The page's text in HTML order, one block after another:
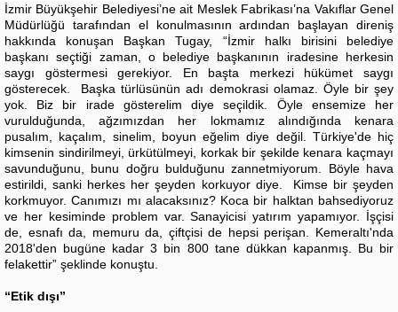
İzmir Büyükşehir Belediyesi’ne ait Meslek Fabrikası’na Vakıflar Genel
Müdürlüğü tarafından el konulmasının ardından başlayan direniş
hakkında konuşan Başkan Tugay, “İzmir halkı birisini belediye
başkanı seçtiği zaman, o belediye başkanının iradesine herkesin
saygı göstermesi gerekiyor. En başta merkezi hükümet saygı
gösterecek. Başka türlüsünün adı demokrasi olamaz. Öyle bir şey
yok. Biz bir irade gösterelim diye seçildik. Öyle ensemize her
vurulduğunda, ağzımızdan her lokmamız alındığında kenara
pusalım, kaçalım, sinelim, boyun eğelim diye değil. Türkiye'de hiç
kimsenin sindirilmeyi, ürkütülmeyi, korkak bir şekilde kenara kaçmayı
savunduğunu, bunu doğru bulduğunu zannetmiyorum. Böyle hava
estirildi, sanki herkes her şeyden korkuyor diye. Kimse bir şeyden
korkmuyor. Canımızı mı alacaksınız? Koca bir halktan bahsediyoruz
ve her kesiminde problem var. Sanayicisi yatırım yapamıyor. İşçisi
de, esnafı da, memuru da, çiftçisi de hepsi perişan. Kemeraltı'nda
2018'den bugüne kadar 3 bin 800 tane dükkan kapanmış. Bu bir
felakettir” şeklinde konuştu.
“Etik dışı”